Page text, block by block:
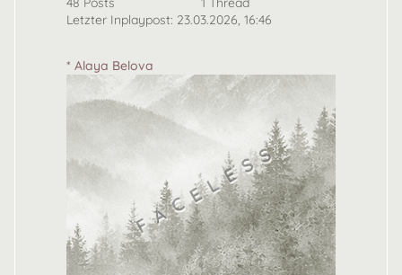
Letzter Inplaypost: 23.03.2026, 16:46
* Alaya Belova